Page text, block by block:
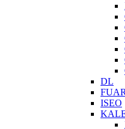
DL
ISEO